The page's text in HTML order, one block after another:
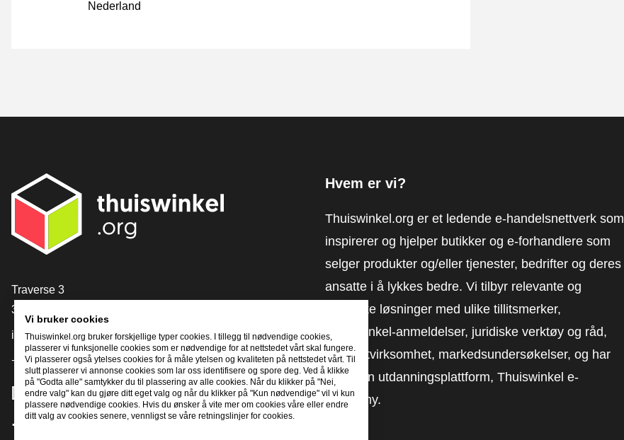
Nederland
[_General:Contact]
Traverse 3
3905 NL Veenendaal
info@thuiswinkel.org
+31 (0)318 64 85 75
[_General:SocialMediaTitle]
Hvem er vi?
Thuiswinkel.org er et ledende e-handelsnettverk som
inspirerer og hjelper butikker og e-forhandlere som
selger produkter og/eller tjenester, bedrifter og deres
ansatte i å lykkes bedre. Vi tilbyr relevante og
praktiske løsninger med ulike tillitsmerker,
Thuiswinkel-anmeldelser, juridiske verktøy og råd,
advokatvirksomhet, markedsundersøkelser, og har
vår egen utdanningsplattform, Thuiswinkel e-
Academy.
Vi bruker cookies
Thuiswinkel.org bruker forskjellige typer cookies. I tillegg til nødvendige cookies,
plasserer vi funksjonelle cookies som er nødvendige for at nettstedet vårt skal fungere.
Vi plasserer også ytelses cookies for å måle ytelsen og kvaliteten på nettstedet vårt. Til
slutt plasserer vi annonse cookies som lar oss identifisere og spore deg. Ved å klikke
på "Godta alle" samtykker du til plassering av alle cookies. Når du klikker på "Nei,
endre valg" kan du gjøre ditt eget valg og når du klikker på "Kun nødvendige" vil vi kun
plassere nødvendige cookies. Hvis du ønsker å vite mer om cookies våre eller endre
ditt valg av cookies senere, vennligst se våre retningslinjer for cookies.